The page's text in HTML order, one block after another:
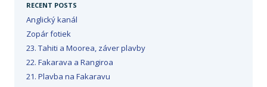
RECENT POSTS
Anglický kanál
Zopár fotiek
23. Tahiti a Moorea, záver plavby
22. Fakarava a Rangiroa
21. Plavba na Fakaravu